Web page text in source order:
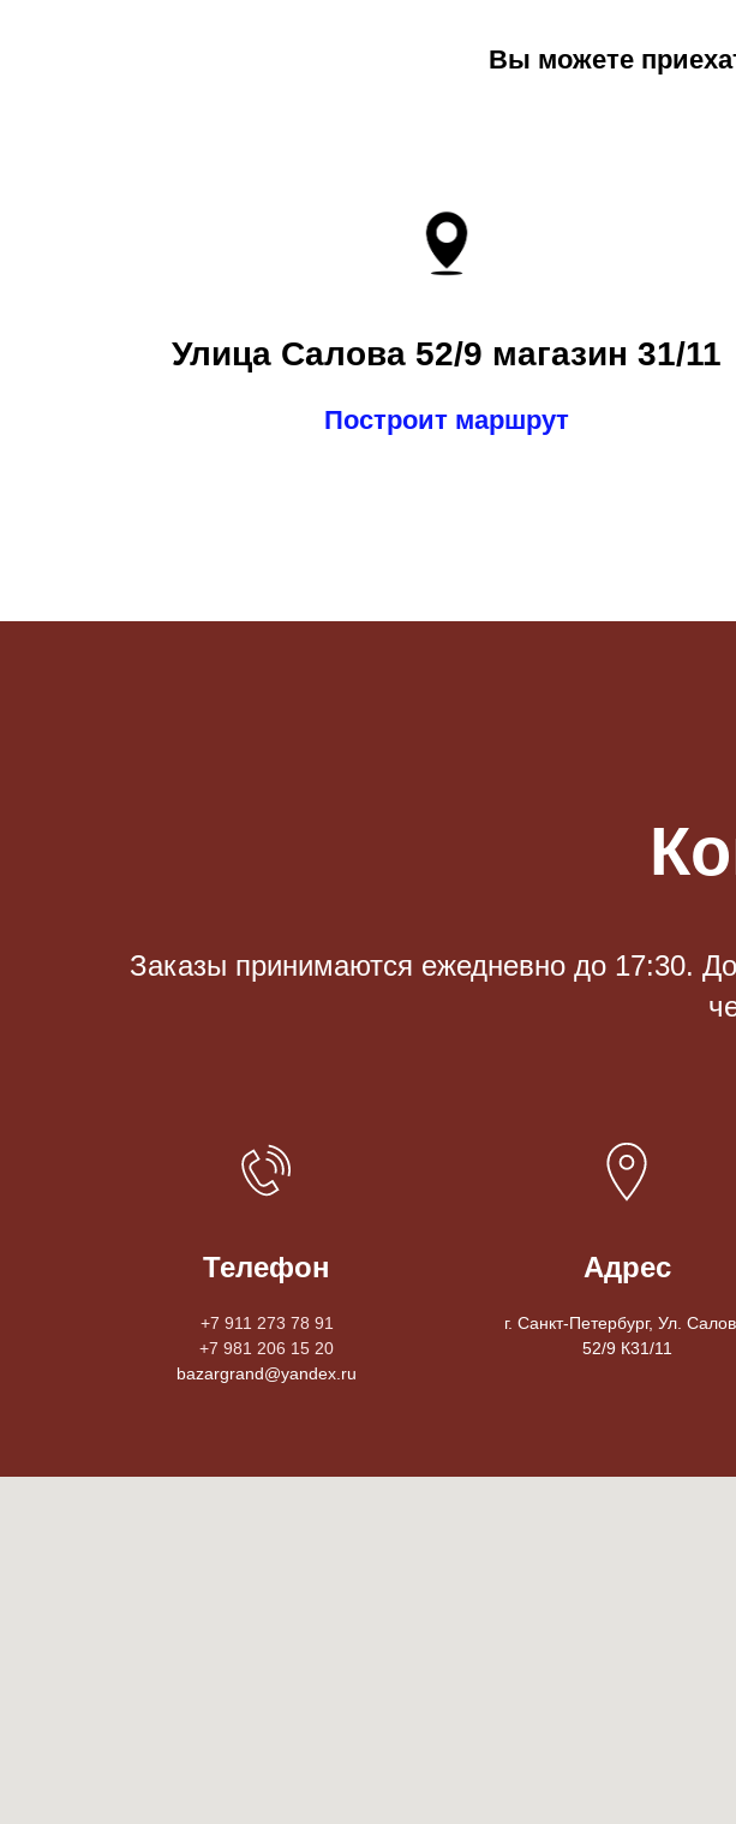
Вы можете
Улица Салова 52/9 магазин 31/11
Построит маршрут
Заказы принимаются eжедневно до 17:30.
Телефон
+7 911 273 78 91
+7 981 206 15 20
bazargrand@yandex.ru
Адрес
г. Санкт-Петербург, Ул.
52/9 К31/11